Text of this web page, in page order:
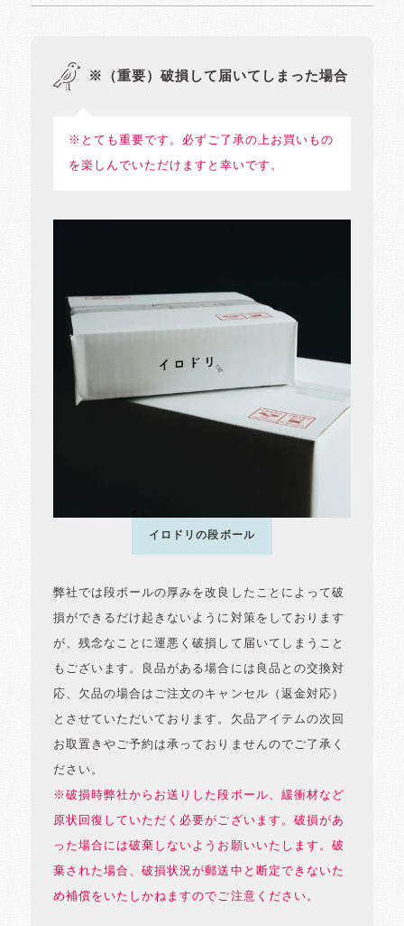
※（重要）破損して届いてしまった場合
※とても重要です。必ずご了承の上お買いもの
を楽しんでいただけますと幸いです。
イロドリの段ボール
弊社では段ボールの厚みを改良したことによって破
損ができるだけ起きないように対策をしております
が、残念なことに運悪く破損して届いてしまうこと
もございます。良品がある場合には良品との交換対
応、欠品の場合はご注文のキャンセル（返金対応）
とさせていただいております。欠品アイテムの次回
お取置きやご予約は承っておりませんのでご了承く
ださい。
※破損時弊社からお送りした段ボール、緩衝材など
原状回復していただく必要がございます。破損があ
った場合には破棄しないようお願いいたします。破
棄された場合、破損状況が郵送中と断定できないた
め補償をいたしかねますのでご注意ください。